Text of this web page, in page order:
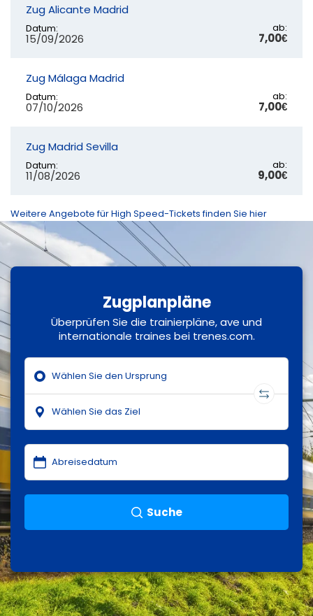
Zug Alicante Madrid
Datum:
15/09/2026
ab:
7,00€
Zug Málaga Madrid
Datum:
07/10/2026
ab:
7,00€
Zug Madrid Sevilla
Datum:
11/08/2026
ab:
9,00€
Weitere Angebote für High Speed-Tickets finden Sie hier
Zugplanpläne
Überprüfen Sie die trainierpläne, ave und
internationale traines bei trenes.com.
Suche